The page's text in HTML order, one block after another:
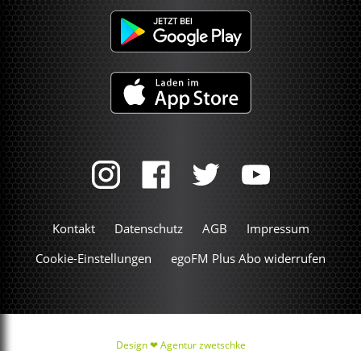
Kontakt Datenschutz AGB
Impressum
Cookie-Einstellungen
egoFM Plus Abo widerrufen
Design ❤Agentur zwetschke